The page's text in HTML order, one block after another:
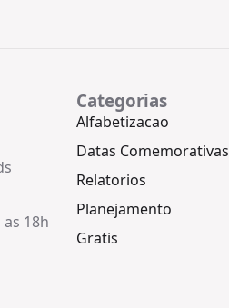
18h
Categorias
Alfabetizacao
Datas Comemorativas
Relatorios
Planejamento
Gratis